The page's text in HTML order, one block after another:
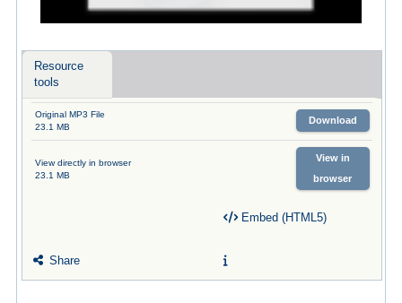
Resource
tools
Original MP3 File
23.1 MB
Download
View directly in browser
23.1 MB
View in
browser
Share
Embed (HTML5)